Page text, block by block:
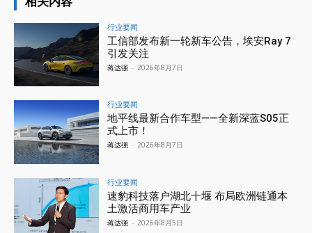
行业要闻
工信部发布新一轮新车公告，埃安Ray 7
引发关注
蒋达强 - 2026年8月7日
行业要闻
地平线最新合作车型——全新深蓝S05正
式上市！
蒋达强 - 2026年8月7日
行业要闻
速豹科技落户湖北十堰 布局欧洲链通本
土激活商用车产业
蒋达强 - 2026年8月5日